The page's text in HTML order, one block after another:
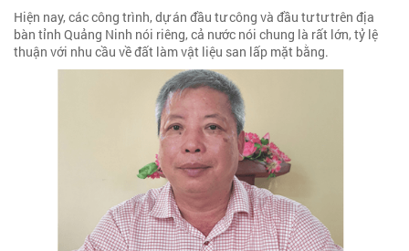
Hiện nay, các công trình, dự án đầu tư công và đầu tư tư trên địa
bàn tỉnh Quảng Ninh nói riêng, cả nước nói chung là rất lớn, tỷ lệ
thuận với nhu cầu về đất làm vật liệu san lấp mặt bằng.